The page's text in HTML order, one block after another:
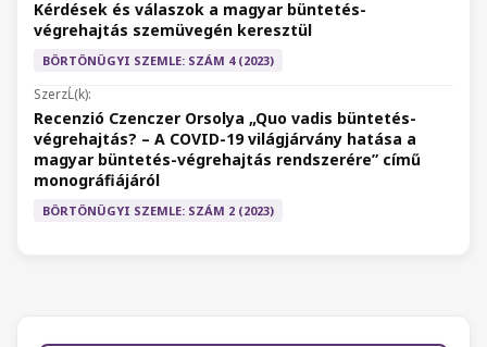
Kérdések és válaszok a magyar büntetés-
végrehajtás szemüvegén keresztül
BÖRTÖNÜGYI SZEMLE: SZÁM 4 (2023)
Recenzió Czenczer Orsolya „Quo vadis büntetés-
végrehajtás? – A COVID-19 világjárvány hatása a
magyar büntetés-végrehajtás rendszerére” című
monográfiájáról
BÖRTÖNÜGYI SZEMLE: SZÁM 2 (2023)